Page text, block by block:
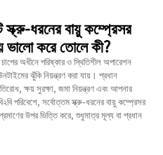
স্ক্রু-ধরনের বায়ু কম্প্রেসর
ভালো করে তোলে কী?
অধীনে পরিষ্কার ও স্থিতিশীল অপারেশন
ঝুঁকি নিয়ন্ত্রণ করা যায়। প্রধান
ক্ষয় সুরক্ষা, জমা নিয়ন্ত্রণ এবং আপনার
পরিবেশে, সর্বোত্তম স্ক্রু-ধরনের বায়ু কম্প্রেসর
উপর ভিত্তি করে, শুধুমাত্র মূল্য বা প্রধান